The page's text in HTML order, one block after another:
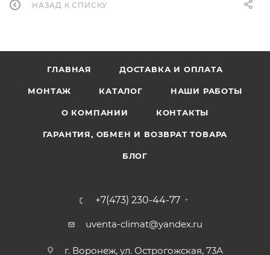
НАЗАД К СПИСКУ
ГЛАВНАЯ ДОСТАВКА И ОПЛАТА
МОНТАЖ КАТАЛОГ НАШИ РАБОТЫ
О КОМПАНИИ КОНТАКТЫ
ГАРАНТИЯ, ОБМЕН И ВОЗВРАТ ТОВАРА
БЛОГ
+7(473) 230-44-77
uventa-climat@yandex.ru
г. Воронеж, ул. Острогожская, 73А